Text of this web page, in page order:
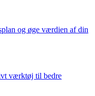
og øge værdien af din
værktøj til bedre